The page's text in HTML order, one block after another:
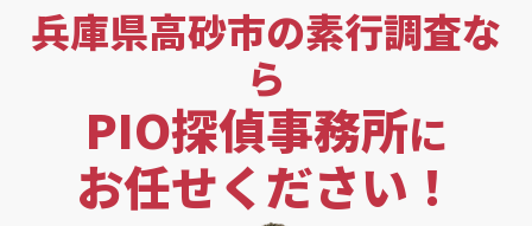
兵庫県高砂市の素行調査な
ら
PIO探偵事務所に
お任せください！